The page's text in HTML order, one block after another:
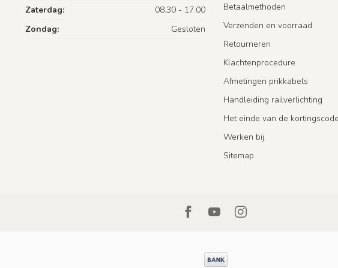
Zaterdag:
08.30 - 17.00
Zondag:
Gesloten
Betaalmethoden
Verzenden en voorraad
Retourneren
Klachtenprocedure
Afmetingen prikkabels
Handleiding railverlichting
Het einde van de kortingscode
Werken bij
Sitemap